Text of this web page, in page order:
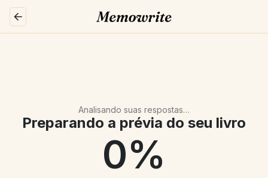
Analisando suas respostas…
Preparando a prévia do seu livro
0%